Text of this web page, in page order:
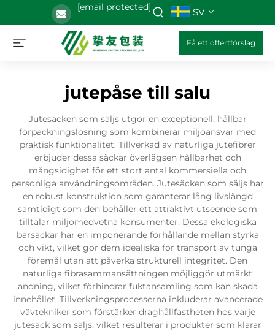
[email protected] SV
Få ett offertförslag
jutepåse till salu
Jutesäcken som säljs utgör en exceptionell, hållbar
förpackningslösning som kombinerar miljöansvar med
praktisk funktionalitet. Tillverkad av naturliga jutefibrer
erbjuder dessa säckar överlägsen hållbarhet och
mångsidighet för ett stort antal kommersiella och
personliga användningsområden. Jutesäcken som säljs har
en robust konstruktion som garanterar lång livslängd
samtidigt som den behåller ett attraktivt utseende som
tilltalar miljömedvetna konsumenter. Dessa ekologiska
bärsäckar har en imponerande förhållande mellan styrka
och vikt, vilket gör dem idealiska för transport av tunga
föremål utan att påverka strukturell integritet. Den
naturliga fibrasammansättningen möjliggör utmärkt
andning, vilket förhindrar fuktansamling som kan skada
innehållet. Tillverkningsprocesserna inkluderar avancerade
vävtekniker som förstärker draghållfastheten hos varje
jutesäck som säljs, vilket resulterar i produkter som klarar